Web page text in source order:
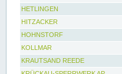
HETLINGEN
HITZACKER
HOHNSTORF
KOLLMAR
KRAUTSAND REEDE